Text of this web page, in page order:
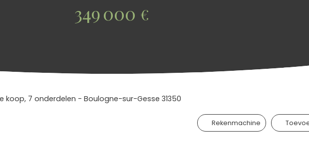
349 000 €
koop, 7 onderdelen - Boulogne-sur-Gesse 31350
Rekenmachine